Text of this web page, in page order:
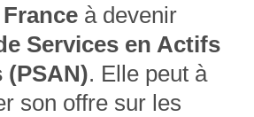
France à devenir
Services en Actifs
(PSAN). Elle peut à
son offre sur les